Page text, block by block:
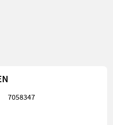
7058347